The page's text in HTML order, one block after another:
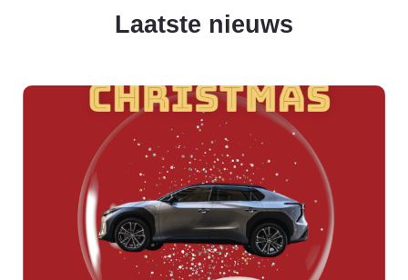
Laatste nieuws